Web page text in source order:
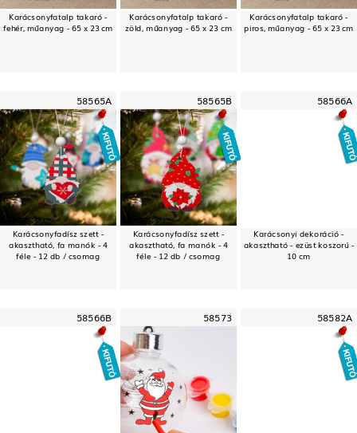
Karácsonyfatalp takaró -
fehér, műanyag - 65 x 23 cm
Karácsonyfatalp takaró -
zöld, műanyag - 65 x 23 cm
Karácsonyfatalp takaró -
piros, műanyag - 65 x 23 cm
58565A
Karácsonyfadísz szett -
akasztható, fa manók - 4
féle - 12 db / csomag
58565B
Karácsonyfadísz szett -
akasztható, fa manók - 4
féle - 12 db / csomag
58566A
Karácsonyi dekoráció -
akasztható - ezüst koszorú -
10 cm
58566B 58573 58582A